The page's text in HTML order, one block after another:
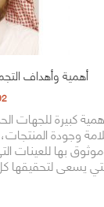
أهمية وأهداف
كبيرة للجهات
وجودة
بها للعينات
يسعى لتحقيقها